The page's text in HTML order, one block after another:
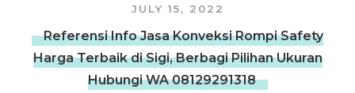
JULY 15, 2022
Referensi Info Jasa Konveksi Rompi Safety
Harga Terbaik di Sigi, Berbagi Pilihan Ukuran
Hubungi WA 08129291318